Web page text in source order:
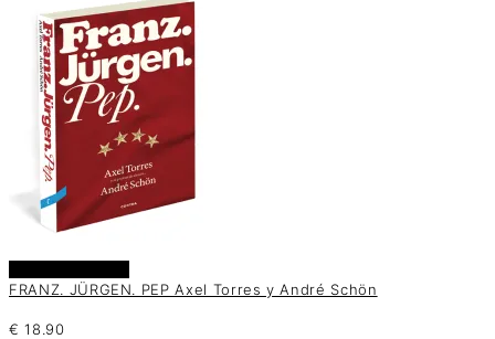
FRANZ. JÜRGEN. PEP Axel Torres y André Schön
€ 18.90